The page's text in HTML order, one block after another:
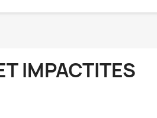
IMPACTITES